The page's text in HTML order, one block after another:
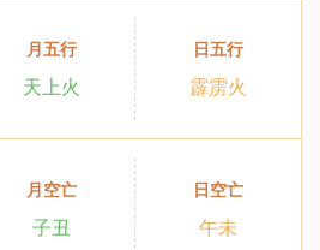
月五行
天上火
日五行
霹雳火
月空亡
子丑
日空亡
午未